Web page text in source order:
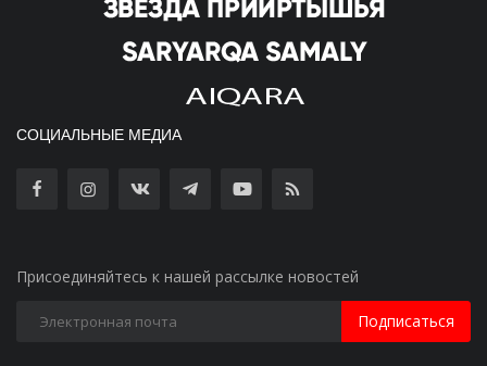
СОЦИАЛЬНЫЕ МЕДИА
Присоединяйтесь к нашей рассылке новостей
Подписаться